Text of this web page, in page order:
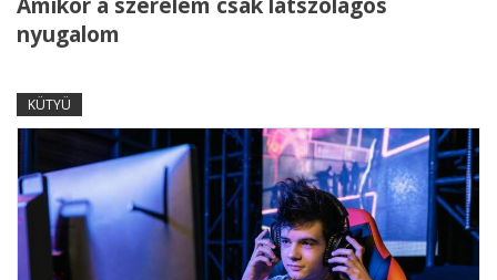
Amikor a szerelem csak látszólagos
nyugalom
KÜTYÜ